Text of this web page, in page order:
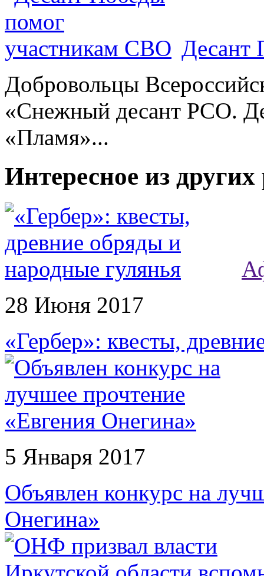
Десант
Добровольцы
«Снежный десант РСО.
«Пламя»...
Интересное из
28 Июня 2017
«Гербер»: квесты,
5 Января 2017
Объявлен конкурс на
Онегина»